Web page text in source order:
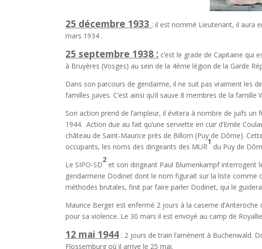
25 décembre 1933 : il est nommé Lieutenant, il aura
mars 1934 .
25 septembre 1938 : c’est le grade de Capitaine qui
à Bruyères (Vosges) au sein de la 4ème légion de la Garde
Dans son parcours de gendarme, il ne suit pas vraiment les
familles juives. C’est ainsi qu’il sauve 8 membres de la
Son action prend de l’ampleur, il évitera à nombre de juifs
1944. Action due au fait qu’une serviette en cuir d’Emile
château de Saint-Maurice près de Billom (Puy de Dôme).
occupants, les noms des dirigeants des MUR
1
du Puy de
Le SIPO-SD
2
et son dirigeant Paul Blumenkampf interrogent
gendarmerie Dodinet dont le nom figurait sur la liste comme
méthodes brutales, finit par faire parler Dodinet, qui le
Maurice Berger est enfermé 2 jours à la caserne
pour sa violence. Le 30 mars il est envoyé au camp de
12 mai 1944 : 2 jours de train l’amènent à Buchenwald.
Flossemburg où il arrive le 25 mai.